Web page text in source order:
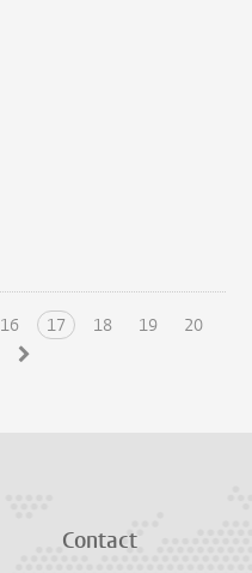
16 17 18 19
20
Contact